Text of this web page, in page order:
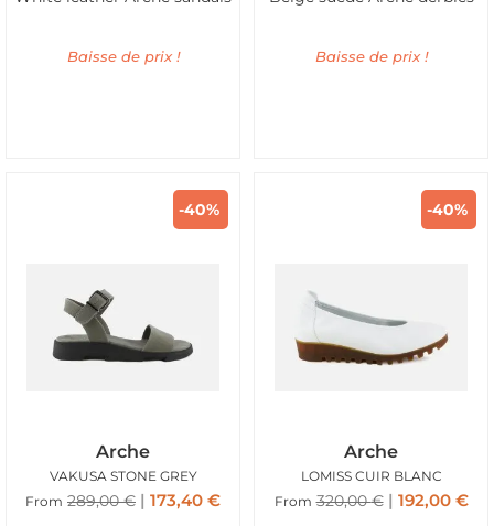
Baisse de prix ! Baisse de prix !
-40%
Arche
VAKUSA STONE GREY
From 289,00€ 173,40 €
-40%
Arche
LOMISS CUIR BLANC
From 320,00€ 192,00 €